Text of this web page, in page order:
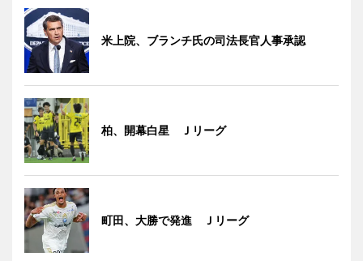
米上院、ブランチ氏の司法長官人事承認
柏、開幕白星 Ｊリーグ
町田、大勝で発進 Ｊリーグ